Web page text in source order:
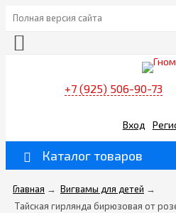
Полная версия сайта
+7 (925) 506-90-73
Вход
Каталог товаров
Главная → Вигвамы для детей →
Тайская гирлянда бирюзовая от